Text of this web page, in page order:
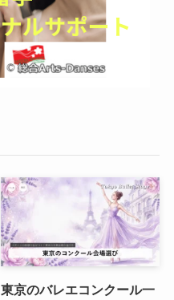
東京のバレエコンクール一